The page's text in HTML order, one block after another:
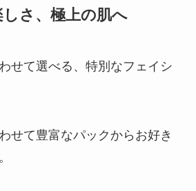
さ、極上の肌へ
せて選べる、特別なフェイシ
せて豊富なパックからお好き